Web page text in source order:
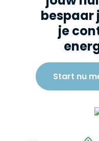
bespaar
je
Start nu